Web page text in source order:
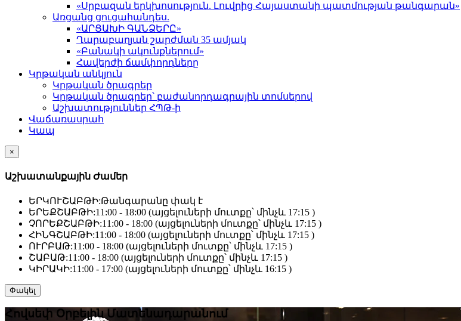
«Սրբազան երկխոսություն. Լուվրից Հայաստանի պատմության թանգարան»
Առցանց ցուցահանդես.
«ԱՐՑԱԽԻ ԳԱՆՁԵՐԸ»
Ղարաբաղյան շարժման 35 ամյակ
«Բանակի ակունքներում»
Հավերժի ճամփորդները
Կրթական անկյուն
Կրթական ծրագրեր
Կրթական ծրագրեր՝ բաժանորդագրային տոմսերով
Աշխատություններ ՀՊԹ-ի
Վաճառասրահ
Կապ
×
Աշխատանքային Ժամեր
ԵՐԿՈՒՇԱԲԹԻ:Թանգարանը փակ է
ԵՐԵՔՇԱԲԹԻ:11:00 - 18:00 (այցելուների մուտքը՝ մինչև 17:15 )
ՉՈՐԵՔՇԱԲԹԻ:11:00 - 18:00 (այցելուների մուտքը՝ մինչև 17:15 )
ՀԻՆԳՇԱԲԹԻ:11:00 - 18:00 (այցելուների մուտքը՝ մինչև 17:15 )
ՈՒՐԲԱԹ:11:00 - 18:00 (այցելուների մուտքը՝ մինչև 17:15 )
ՇԱԲԱԹ:11:00 - 18:00 (այցելուների մուտքը՝ մինչև 17:15 )
ԿԻՐԱԿԻ:11:00 - 17:00 (այցելուների մուտքը՝ մինչև 16:15 )
Փակել
Հովսեփ Օրբելին Մատենադարանում